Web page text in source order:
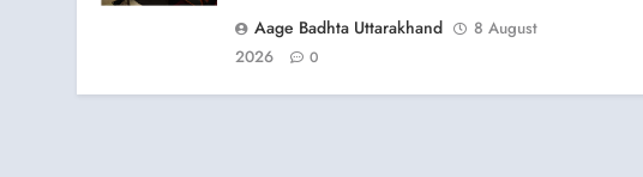
Aage Badhta Uttarakhand
8 August
2026
0